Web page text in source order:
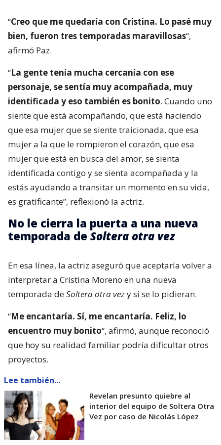
“Creo que me quedaría con Cristina. Lo pasé muy
bien, fueron tres temporadas maravillosas“,
afirmó Paz.
“La gente tenía mucha cercanía con ese
personaje, se sentía muy acompañada, muy
identificada y eso también es bonito. Cuando uno
siente que está acompañando, que está haciendo
que esa mujer que se siente traicionada, que esa
mujer a la que le rompieron el corazón, que esa
mujer que está en busca del amor, se sienta
identificada contigo y se sienta acompañada y la
estás ayudando a transitar un momento en su vida,
es gratificante”, reflexionó la actriz.
No le cierra la puerta a una nueva
temporada de Soltera otra vez
En esa línea, la actriz aseguró que aceptaría volver a
interpretar a Cristina Moreno en una nueva
temporada deSoltera otra vezy si se lo pidieran.
“Me encantaría. Sí, me encantaría. Feliz, lo
encuentro muy bonito“, afirmó, aunque reconoció
que hoy su realidad familiar podría dificultar otros
proyectos.
Lee también...
Revelan presunto quiebre al
interior del equipo de Soltera Otra
Vez por caso de Nicolás López